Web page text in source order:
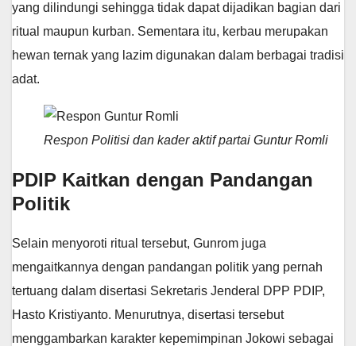
yang dilindungi sehingga tidak dapat dijadikan bagian dari
ritual maupun kurban. Sementara itu, kerbau merupakan
hewan ternak yang lazim digunakan dalam berbagai tradisi
adat.
Respon Politisi dan kader aktif partai Guntur Romli
PDIP Kaitkan dengan Pandangan
Politik
Selain menyoroti ritual tersebut, Gunrom juga
mengaitkannya dengan pandangan politik yang pernah
tertuang dalam disertasi Sekretaris Jenderal DPP PDIP,
Hasto Kristiyanto. Menurutnya, disertasi tersebut
menggambarkan karakter kepemimpinan Jokowi sebagai